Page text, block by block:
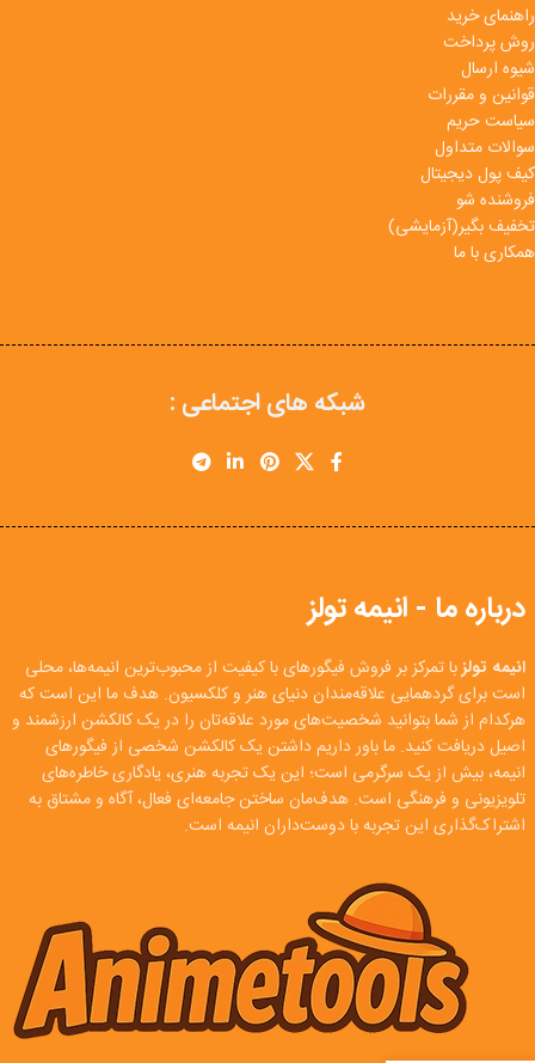
راهنمای خرید
روش پرداخت
شیوه ارسال
قوانین و مقررات
سیاست حریم
سوالات متداول
کیف پول دیجیتال
فروشنده شو
تخفیف بگیر(آزمایشی)
همکاری با ما
شبکه های اجتماعی :
درباره ما - انیمه تولز
انیمه تولزبا تمرکز بر فروش فیگورهای با کیفیت از محبوب‌ترین انیمه‌ها، محلی
است برای گردهمایی علاقه‌مندان دنیای هنر و کلکسیون. هدف ما این است که
هرکدام از شما بتوانید شخصیت‌های مورد علاقه‌تان را در یک کالکشن ارزشمند و
اصیل دریافت کنید. ما باور داریم داشتن یک کالکشن شخصی از فیگورهای
انیمه، بیش از یک سرگرمی است؛ این یک تجربه هنری، یادگاری خاطره‌های
تلویزیونی و فرهنگی است. هدف‌مان ساختن جامعه‌ای فعال، آگاه و مشتاق به
اشتراک‌گذاری این تجربه با دوست‌داران انیمه است.